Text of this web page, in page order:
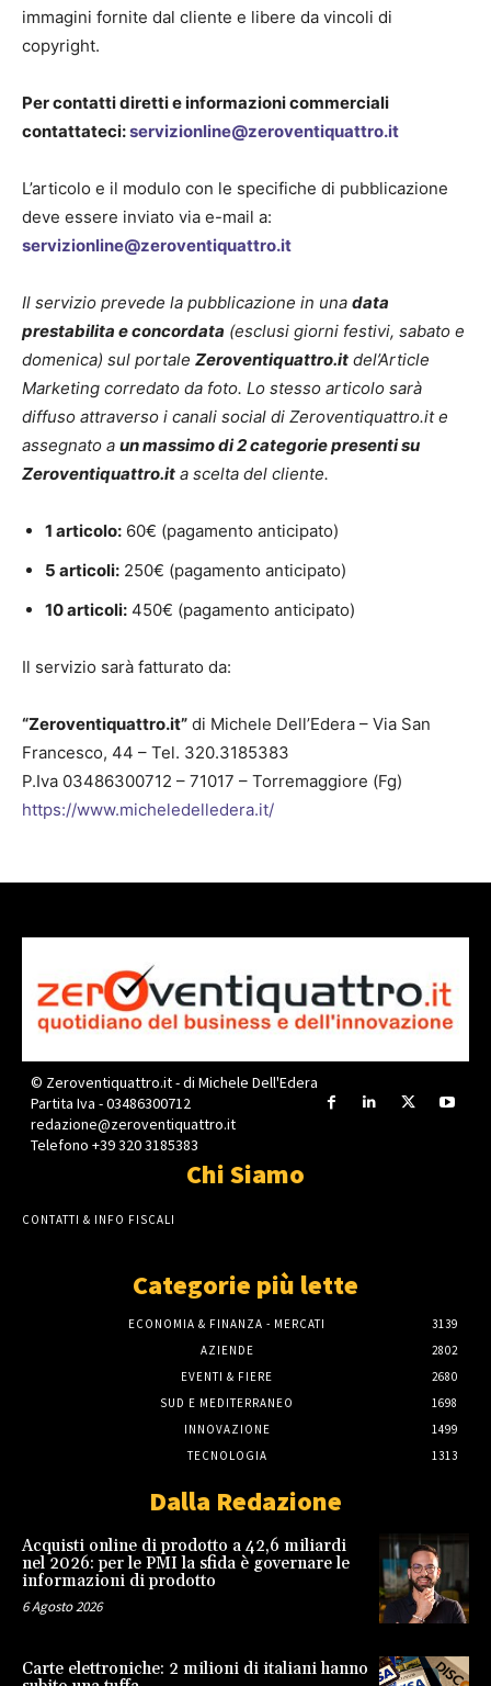
immagini fornite dal cliente e libere da vincoli di
copyright.
Per contatti diretti e informazioni commerciali
contattateci:servizionline@zeroventiquattro.it
L’articolo e il modulo con le specifiche di pubblicazione
deve essere inviato via e-mail a:
servizionline@zeroventiquattro.it
Il servizio prevede la pubblicazione in una data
prestabilita e concordata (esclusi giorni festivi, sabato e
domenica) sul portale Zeroventiquattro.it del’Article
Marketing corredato da foto. Lo stesso articolo sarà
diffuso attraverso i canali social di Zeroventiquattro.it e
assegnato a un massimo di 2 categorie presenti su
Zeroventiquattro.it a scelta del cliente.
1 articolo: 60€ (pagamento anticipato)
5 articoli: 250€ (pagamento anticipato)
10 articoli: 450€ (pagamento anticipato)
Il servizio sarà fatturato da:
“Zeroventiquattro.it” di Michele Dell’Edera – Via San
Francesco, 44 – Tel. 320.3185383
P.Iva 03486300712 – 71017 – Torremaggiore (Fg)
https://www.micheledelledera.it/
© Zeroventiquattro.it - di Michele Dell'Edera
Partita Iva - 03486300712
redazione@zeroventiquattro.it
Telefono +39 320 3185383
Chi Siamo
CONTATTI & INFO FISCALI
Categorie più lette
ECONOMIA & FINANZA - MERCATI
3139
AZIENDE
2802
EVENTI & FIERE
2680
SUD E MEDITERRANEO
1698
INNOVAZIONE
1499
TECNOLOGIA
1313
Dalla Redazione
Acquisti online di prodotto a 42,6 miliardi
nel 2026: per le PMI la sfida è governare le
informazioni di prodotto
6 Agosto 2026
Carte elettroniche: 2 milioni di italiani hanno